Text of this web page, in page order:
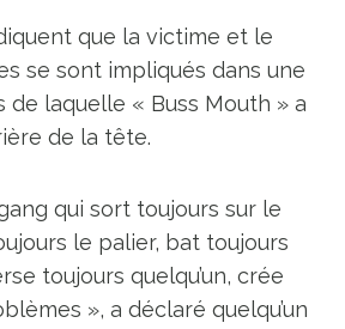
que la victime et le
se sont impliqués dans une
de laquelle « Buss Mouth » a
de la tête.
qui sort toujours sur le
le palier, bat toujours
toujours quelqu’un, crée
», a déclaré quelqu’un